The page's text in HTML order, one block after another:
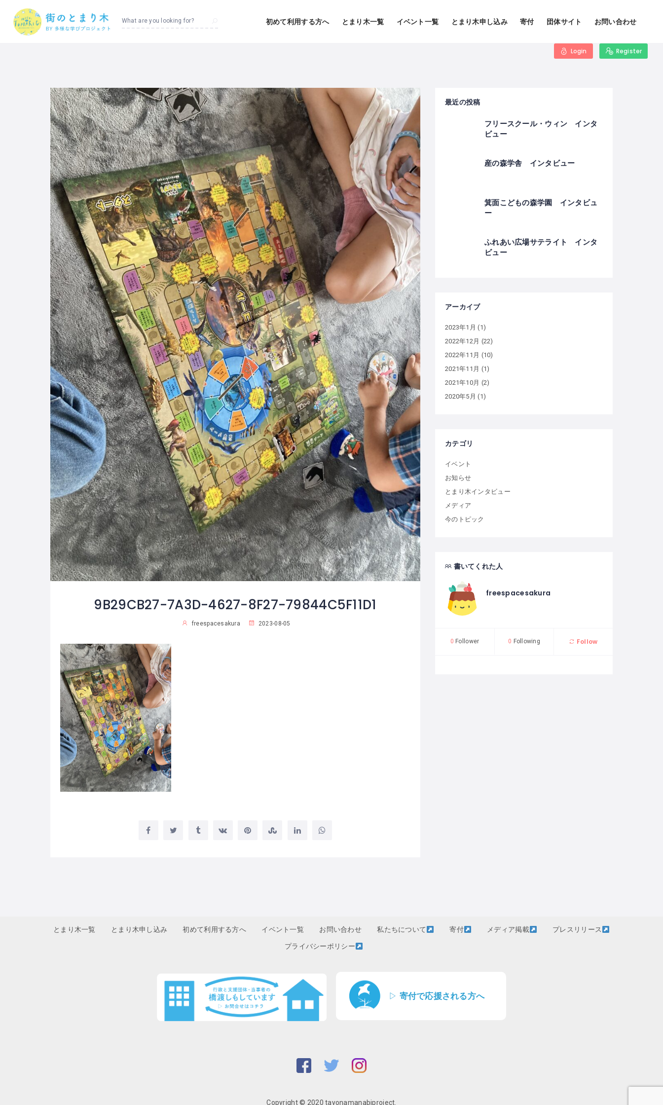
What are you looking for? 初めて利用する方へ とまり木一覧 イベント一覧 とまり木申し込み 寄付 団体サイト お問い合わせ
Login Register
9B29CB27-7A3D-4627-8F27-79844C5F11D1
freespacesakura 2023-08-05
最近の投稿
フリースクール・ウィン インタ
ビュー
産の森学舎 インタビュー
箕面こどもの森学園 インタビュ
ー
ふれあい広場サテライト インタ
ビュー
アーカイブ
2023年1月 (1)
2022年12月 (22)
2022年11月 (10)
2021年11月 (1)
2021年10月 (2)
2020年5月 (1)
カテゴリ
イベント
お知らせ
とまり木インタビュー
メディア
今のトピック
書いてくれた人
freespacesakura
0 Follower 0 Following Follow
とまり木一覧 とまり木申し込み 初めて利用する方へ イベント一覧 お問い合わせ 私たちについて 寄付 メディア掲載 プレスリリース
プライバシーポリシー
▷ 寄付で応援される方へ
Copyright © 2020 tayonamanabiproject.